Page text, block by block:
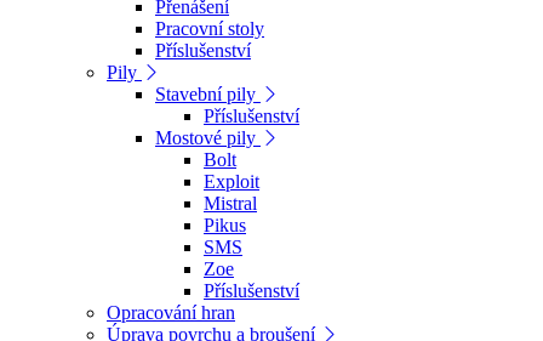
Přenášení
Pracovní stoly
Příslušenství
Pily
Stavební pily
Příslušenství
Mostové pily
Bolt
Exploit
Mistral
Pikus
SMS
Zoe
Příslušenství
Opracování hran
Úprava povrchu a broušení